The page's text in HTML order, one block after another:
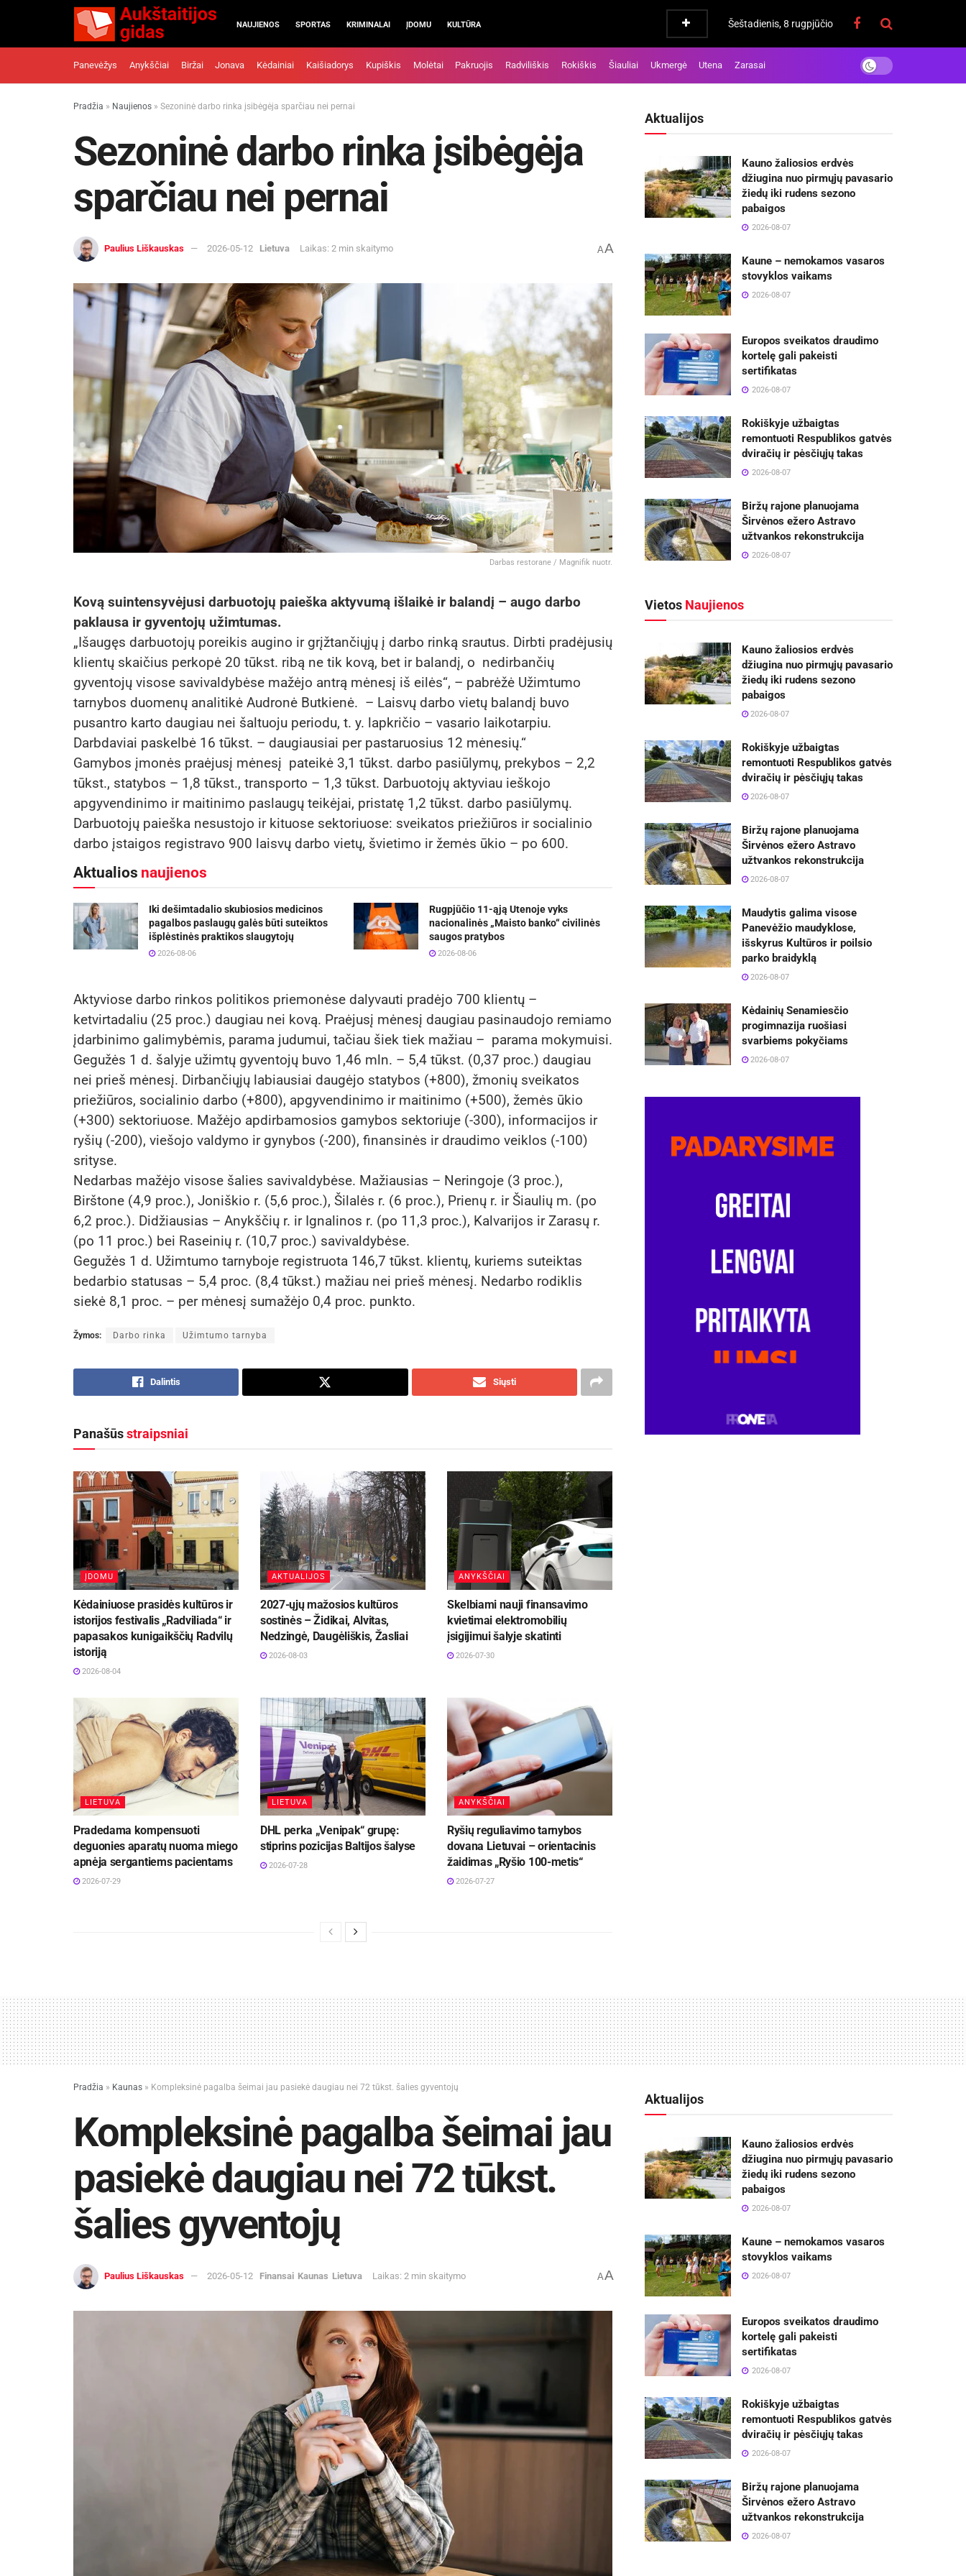
NAUJIENOS SPORTAS KRIMINALAI ĮDOMU KULTŪRA Šeštadienis, 8 rugpjūčio
Panevėžys Anykščiai Biržai Jonava Kėdainiai Kaišiadorys Kupiškis Molėtai Pakruojis Radviliškis Rokiškis Šiauliai Ukmergė Utena Zarasai
Pradžia » Naujienos » Sezoninė darbo rinka įsibėgėja sparčiau nei pernai
Sezoninė darbo rinka įsibėgėja
sparčiau nei pernai
Paulius Liškauskas 2026-05-12 Lietuva Laikas: 2 min skaitymo AA
Darbas restorane / Magnifik nuotr.
Kovą suintensyvėjusi darbuotojų paieška aktyvumą išlaikė ir balandį – augo darbo
paklausa ir gyventojų užimtumas.
„Išaugęs darbuotojų poreikis augino ir grįžtančiųjų į darbo rinką srautus. Dirbti pradėjusių
klientų skaičius perkopė 20 tūkst. ribą ne tik kovą, bet ir balandį, o nedirbančių
gyventojų visose savivaldybėse mažėjo antrą mėnesį iš eilės“, – pabrėžė Užimtumo
tarnybos duomenų analitikė Audronė Butkienė. – Laisvų darbo vietų balandį buvo
pusantro karto daugiau nei šaltuoju periodu, t. y. lapkričio – vasario laikotarpiu.
Darbdaviai paskelbė 16 tūkst. – daugiausiai per pastaruosius 12 mėnesių.“
Gamybos įmonės praėjusį mėnesį pateikė 3,1 tūkst. darbo pasiūlymų, prekybos – 2,2
tūkst., statybos – 1,8 tūkst., transporto – 1,3 tūkst. Darbuotojų aktyviau ieškojo
apgyvendinimo ir maitinimo paslaugų teikėjai, pristatę 1,2 tūkst. darbo pasiūlymų.
Darbuotojų paieška nesustojo ir kituose sektoriuose: sveikatos priežiūros ir socialinio
darbo įstaigos registravo 900 laisvų darbo vietų, švietimo ir žemės ūkio – po 600.
Aktualios naujienos
Iki dešimtadalio skubiosios medicinos
pagalbos paslaugų galės būti suteiktos
išplėstinės praktikos slaugytojų
2026-08-06
Rugpjūčio 11-ąją Utenoje vyks
nacionalinės „Maisto banko“ civilinės
saugos pratybos
2026-08-06
Aktyviose darbo rinkos politikos priemonėse dalyvauti pradėjo 700 klientų –
ketvirtadaliu (25 proc.) daugiau nei kovą. Praėjusį mėnesį daugiau pasinaudojo remiamo
įdarbinimo galimybėmis, parama judumui, tačiau šiek tiek mažiau – parama mokymuisi.
Gegužės 1 d. šalyje užimtų gyventojų buvo 1,46 mln. – 5,4 tūkst. (0,37 proc.) daugiau
nei prieš mėnesį. Dirbančiųjų labiausiai daugėjo statybos (+800), žmonių sveikatos
priežiūros, socialinio darbo (+800), apgyvendinimo ir maitinimo (+500), žemės ūkio
(+300) sektoriuose. Mažėjo apdirbamosios gamybos sektoriuje (-300), informacijos ir
ryšių (-200), viešojo valdymo ir gynybos (-200), finansinės ir draudimo veiklos (-100)
srityse.
Nedarbas mažėjo visose šalies savivaldybėse. Mažiausias – Neringoje (3 proc.),
Birštone (4,9 proc.), Joniškio r. (5,6 proc.), Šilalės r. (6 proc.), Prienų r. ir Šiaulių m. (po
6,2 proc.). Didžiausias – Anykščių r. ir Ignalinos r. (po 11,3 proc.), Kalvarijos ir Zarasų r.
(po 11 proc.) bei Raseinių r. (10,7 proc.) savivaldybėse.
Gegužės 1 d. Užimtumo tarnyboje registruota 146,7 tūkst. klientų, kuriems suteiktas
bedarbio statusas – 5,4 proc. (8,4 tūkst.) mažiau nei prieš mėnesį. Nedarbo rodiklis
siekė 8,1 proc. – per mėnesį sumažėjo 0,4 proc. punkto.
Žymos: Darbo rinka Užimtumo tarnyba
Dalintis Siųsti
Panašūsstraipsniai
ĮDOMU
Kėdainiuose prasidės kultūros ir
istorijos festivalis „Radviliada“ ir
papasakos kunigaikščių Radvilų
istoriją
2026-08-04
AKTUALIJOS
2027-ųjų mažosios kultūros
sostinės – Židikai, Alvitas,
Nedzingė, Daugėliškis, Žasliai
2026-08-03
ANYKŠČIAI
Skelbiami nauji finansavimo
kvietimai elektromobilių
įsigijimui šalyje skatinti
2026-07-30
LIETUVA
Pradedama kompensuoti
deguonies aparatų nuoma miego
apnėja sergantiems pacientams
2026-07-29
LIETUVA
DHL perka „Venipak“ grupę:
stiprins pozicijas Baltijos šalyse
2026-07-28
ANYKŠČIAI
Ryšių reguliavimo tarnybos
dovana Lietuvai – orientacinis
žaidimas „Ryšio 100-metis“
2026-07-27
Aktualijos
Kauno žaliosios erdvės
džiugina nuo pirmųjų pavasario
žiedų iki rudens sezono
pabaigos
2026-08-07
Kaune – nemokamos vasaros
stovyklos vaikams
2026-08-07
Europos sveikatos draudimo
kortelę gali pakeisti
sertifikatas
2026-08-07
Rokiškyje užbaigtas
remontuoti Respublikos gatvės
dviračių ir pėsčiųjų takas
2026-08-07
Biržų rajone planuojama
Širvėnos ežero Astravo
užtvankos rekonstrukcija
2026-08-07
Vietos Naujienos
Kauno žaliosios erdvės
džiugina nuo pirmųjų pavasario
žiedų iki rudens sezono
pabaigos
2026-08-07
Rokiškyje užbaigtas
remontuoti Respublikos gatvės
dviračių ir pėsčiųjų takas
2026-08-07
Biržų rajone planuojama
Širvėnos ežero Astravo
užtvankos rekonstrukcija
2026-08-07
Maudytis galima visose
Panevėžio maudyklose,
išskyrus Kultūros ir poilsio
parko braidyklą
2026-08-07
Kėdainių Senamiesčio
progimnazija ruošiasi
svarbiems pokyčiams
2026-08-07
Pradžia » Kaunas » Kompleksinė pagalba šeimai jau pasiekė daugiau nei 72 tūkst. šalies gyventojų
Kompleksinė pagalba šeimai jau
pasiekė daugiau nei 72 tūkst.
šalies gyventojų
Paulius Liškauskas 2026-05-12 Finansai Kaunas Lietuva Laikas: 2 min skaitymo AA
Aktualijos
Kauno žaliosios erdvės
džiugina nuo pirmųjų pavasario
žiedų iki rudens sezono
pabaigos
2026-08-07
Kaune – nemokamos vasaros
stovyklos vaikams
2026-08-07
Europos sveikatos draudimo
kortelę gali pakeisti
sertifikatas
2026-08-07
Rokiškyje užbaigtas
remontuoti Respublikos gatvės
dviračių ir pėsčiųjų takas
2026-08-07
Biržų rajone planuojama
Širvėnos ežero Astravo
užtvankos rekonstrukcija
2026-08-07